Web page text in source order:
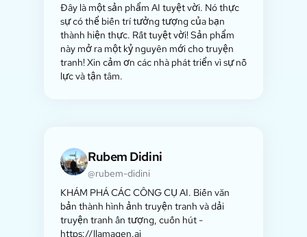
Đây là một sản phẩm AI tuyệt vời. Nó thực
sự có thể biến trí tưởng tượng của bạn
thành hiện thực. Rất tuyệt vời! Sản phẩm
này mở ra một kỷ nguyên mới cho truyện
tranh! Xin cảm ơn các nhà phát triển vì sự nỗ
lực và tận tâm.
Rubem Didini
@rubem-didini
KHÁM PHÁ CÁC CÔNG CỤ AI. Biến văn
bản thành hình ảnh truyện tranh và dải
truyện tranh ấn tượng, cuốn hút -
https://llamagen.ai